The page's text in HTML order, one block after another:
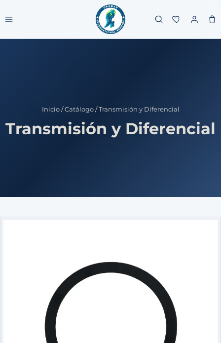
Inicio/Catálogo/Transmisión y Diferencial
Transmisión y Diferencial